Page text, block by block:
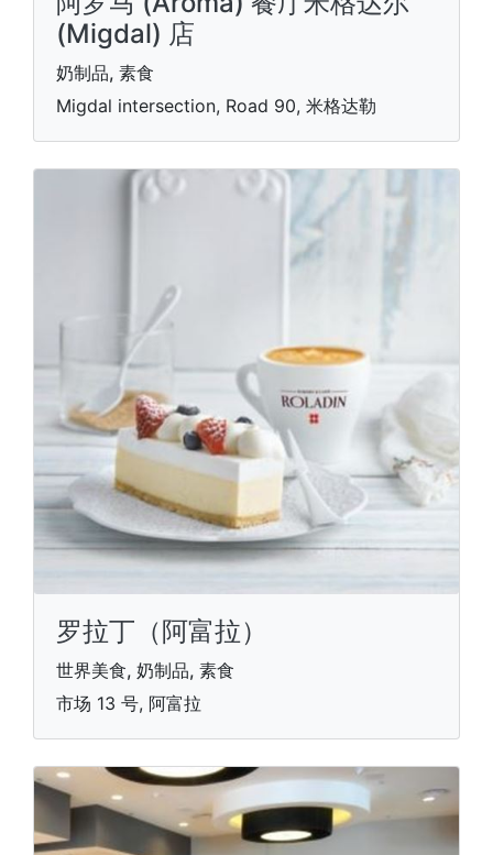
(Migdal) 店
奶制品, 素食
Migdal intersection, Road 90, 米格达勒
罗拉丁（阿富拉）
世界美食, 奶制品, 素食
市场 13 号, 阿富拉